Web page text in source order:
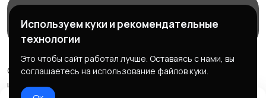
Служба поддержки
© 2026 Freebby - Сервис бесплатных объявлений ДНР
и ЛНР
Используем куки и рекомендательные
технологии
Это чтобы сайт работал лучше. Оставаясь с нами, вы
соглашаетесь на использование файлов куки.